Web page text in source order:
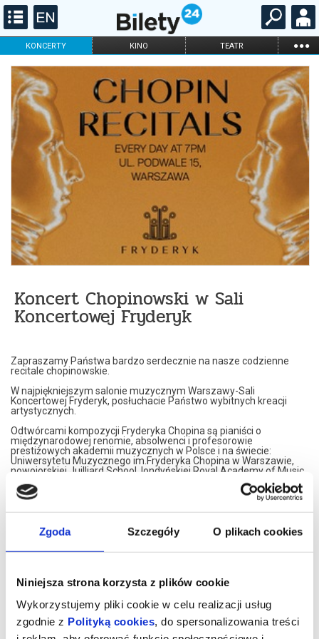
Zgoda Szczegóły O plikach cookies
Niniejsza strona korzysta z plików cookie
Wykorzystujemy pliki cookie w celu realizacji usług
zgodnie z Polityką cookies, do spersonalizowania treści
KONCERTY KINO TEATR ...
FILHARMONIA OPERA I BALET
DLA DZIECI
ONLINE KARNETY
Koncert Chopinowski w Sali
Koncertowej Fryderyk
Zapraszamy Państwa bardzo serdecznie na nasze codzienne
recitale chopinowskie.
W najpiękniejszym salonie muzycznym Warszawy-Sali
Koncertowej Fryderyk, posłuchacie Państwo wybitnych kreacji
artystycznych.
Odtwórcami kompozycji Fryderyka Chopina są pianiści o
międzynarodowej renomie, absolwenci i profesorowie
prestiżowych akademii muzycznych w Polsce i na świecie:
Uniwersytetu Muzycznego im.Fryderyka Chopina w Warszawie,
nowojorskiej Juilliard School, londyńskiej Royal Academy of Music,
Konserwatorium w Moskwie czy francuskiego Conservatoire de
Paris.
Nasi artyści przedstawiają własne interpretacje utworów
Jego kompozycje.
Artyści graja na znakomitym, koncertowym fortepianie Steinway,
Koncerty maja formę XIX spotkań muzycznych. Wnętrze,
inspirowane jest XIX wiekiem, stąd eleganckie, kryształowe
żyrandole i stylowe dodatki XIX wiecznych designerów. Sala
Koncertowa Fryderyk została uznana za najpiękniejszą sale
kameralną w Warszawie.